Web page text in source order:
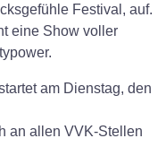
Festival, auf.
eine Show voller
am Dienstag, den
an allen VVK-Stellen